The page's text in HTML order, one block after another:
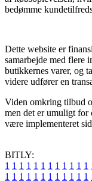
bedømme
Dette website er
samarbejde med flere
butikkernes varer, og
videre udfører en
Viden omkring tilbud
men det er umuligt for
være implementeret
BITLY:
1 1 1 1 1 1 1 1 1 1 1 1
1 1 1 1 1 1 1 1 1 1 1 1